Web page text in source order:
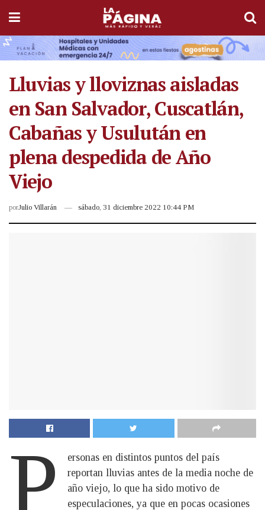
Lluvias y lloviznas aisladas
en San Salvador, Cuscatlán,
Cabañas y Usulután en
plena despedida de Año
Viejo
porJulio Villarán sábado, 31 diciembre 2022 10:44 PM
P
ersonas en distintos puntos del país
reportan lluvias antes de la media noche de
año viejo, lo que ha sido motivo de
especulaciones, ya que en pocas ocasiones